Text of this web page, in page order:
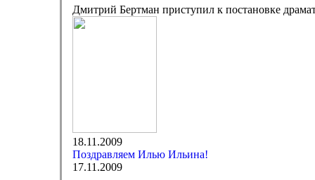
Дмитрий Бертман приступил к постановке
18.11.2009
Поздравляем Илью Ильина!
17.11.2009